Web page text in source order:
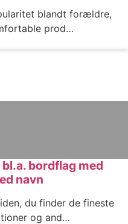
blandt forældre,
prod…
bordflag med
navn
du finder de fineste
og and…